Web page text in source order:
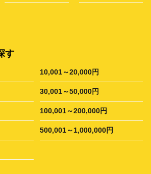
す
10,001～20,000円
30,001～50,000円
100,001～200,000円
500,001～1,000,000円